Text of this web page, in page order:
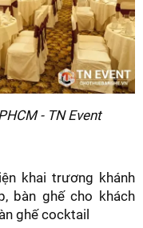
- TN Event
khai trương khánh
bàn ghế cho khách
ghế cocktail